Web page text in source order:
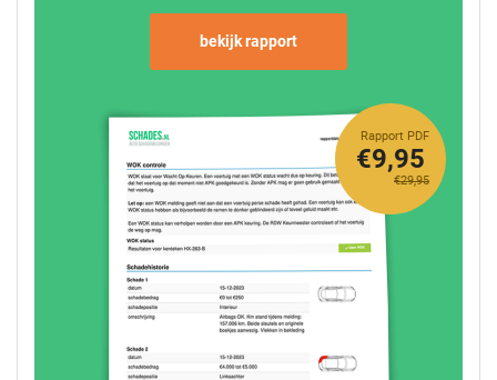
bekijk rapport
Rapport PDF
€29,95
€9,95